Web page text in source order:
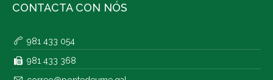
CONTACTA CON NÓS
981 433 054
981 433 368